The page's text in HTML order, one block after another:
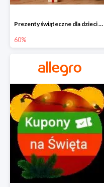
Prezenty świąteczne dla dzieci na Allegro do -60%
60%